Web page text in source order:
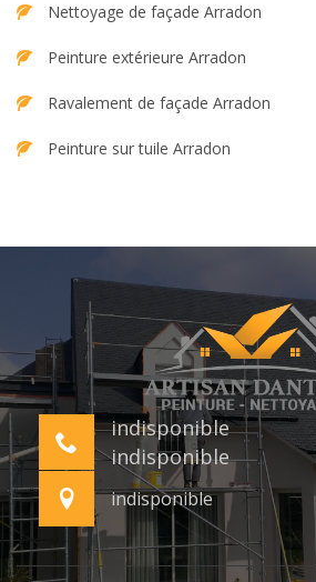
Nettoyage de façade Arradon
Peinture extérieure Arradon
Ravalement de façade Arradon
Peinture sur tuile Arradon
indisponible
indisponible
indisponible